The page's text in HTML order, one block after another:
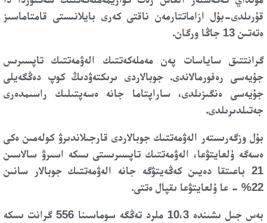
قۇرىلدى-بۇل ازاماتتارمەن ناقتى كەرى بايلانىستى قامتاماسىز
ەتەتىن 13 جاڭا ورگان.
گرانتتىق ساياسات پەن مەملەكەتتىك الەۋمەتتىك تاپسىرىس
جۇيەسى رەفورمالاندى. جوبالاردى ىرىكتەۋدىڭ كوپ دەڭگەيلى
جۇيەسى ەنگىزىلدى، ساراپتاما جانە ەسەپتىلىك راسىمدەرى
جەتىلدىرىلدى.
بۇل وزگەرىستەر الەۋمەتتىك جوبالاردى قارجىلاندىرۋ كولەمىن ەكى
ەسەگە ۇلعايتۋعا، الەۋمەتتىك تاپسىرىستى ىسكە اسىرۋ سالاسىن
21 باعىتقا دەيىن كەڭەيتۋگە جانە الەۋمەتتىك جوبالار سانىن
22% - عا ۇلعايتۋعا ىقپال ەتتى.
بەس جىل ىشىندە 10،3 ملرد تەڭگە سوماسىنا 556 گرانت ىسكە